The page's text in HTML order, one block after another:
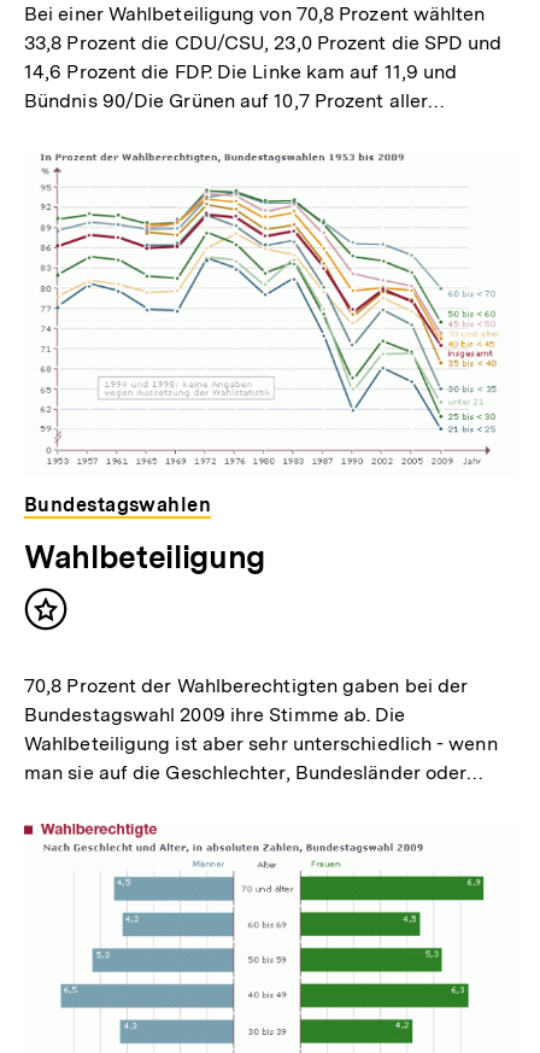
Bei einer Wahlbeteiligung von 70,8 Prozent wählten
33,8 Prozent die CDU/CSU, 23,0 Prozent die SPD und
14,6 Prozent die FDP. Die Linke kam auf 11,9 und
Bündnis 90/Die Grünen auf 10,7 Prozent aller…
Bundestagswahlen
Wahlbeteiligung
Inhalt
70,8 Prozent der Wahlberechtigten gaben bei der
Bundestagswahl 2009 ihre Stimme ab. Die
Wahlbeteiligung ist aber sehr unterschiedlich - wenn
man sie auf die Geschlechter, Bundesländer oder…